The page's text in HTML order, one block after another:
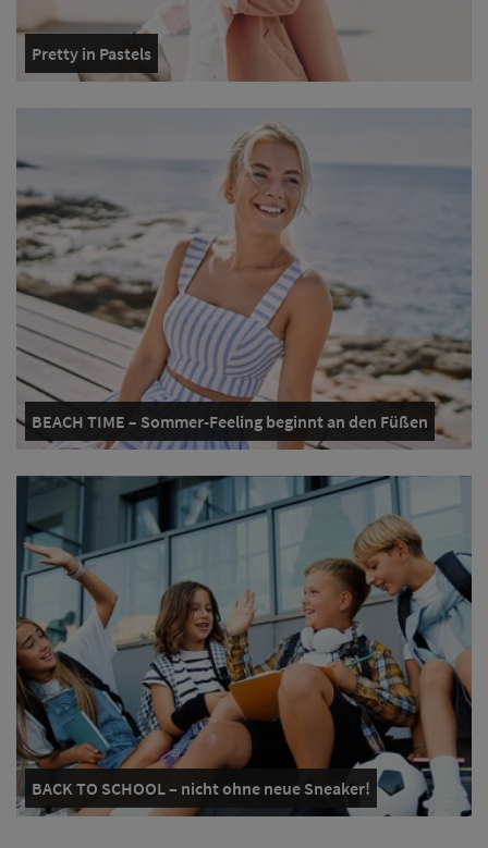
Pretty in Pastels
BEACH TIME – Sommer-Feeling beginnt an den Füßen
BACK TO SCHOOL – nicht ohne neue Sneaker!